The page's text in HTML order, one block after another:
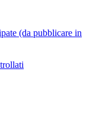
(da pubblicare in